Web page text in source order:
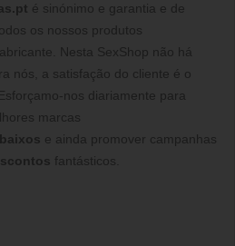
é sinónimo e garantia e de
os nossos produtos
Nesta SexShop não há
nós, a satisfação do cliente é o
nos diariamente para
marcas
baixos e ainda promover campanhas
fantásticos.